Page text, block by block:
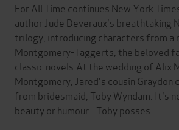
For All Time continues New York
author Jude Deveraux's breathtaking
trilogy, introducing characters from a
Montgomery-Taggerts, the beloved
classic novels.At the wedding of Alix
Montgomery, Jared's cousin Graydon
from bridesmaid, Toby Wyndam. It's
beauty or humour - Toby posses…